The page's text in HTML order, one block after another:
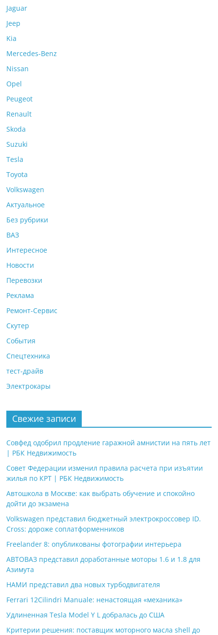
Jaguar
Jeep
Kia
Mercedes-Benz
Nissan
Opel
Peugeot
Renault
Skoda
Suzuki
Tesla
Toyota
Volkswagen
Актуальное
Без рубрики
ВАЗ
Интересное
Новости
Перевозки
Реклама
Ремонт-Сервис
Скутер
События
Спецтехника
тест-драйв
Электрокары
Свежие записи
Совфед одобрил продление гаражной амнистии на пять лет
| РБК Недвижимость
Совет Федерации изменил правила расчета при изъятии
жилья по КРТ | РБК Недвижимость
Автошкола в Москве: как выбрать обучение и спокойно
дойти до экзамена
Volkswagen представил бюджетный электрокроссовер ID.
Cross: дороже соплатформенников
Freelander 8: опубликованы фотографии интерьера
АВТОВАЗ представил доработанные моторы 1.6 и 1.8 для
Азимута
НАМИ представил два новых турбодвигателя
Ferrari 12Cilindri Manuale: ненастоящая «механика»
Удлиненная Tesla Model Y L добралась до США
Критерии решения: поставщик моторного масла shell до